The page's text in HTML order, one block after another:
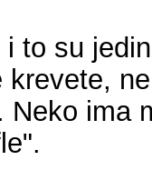
to su
krevete,
Neko ima